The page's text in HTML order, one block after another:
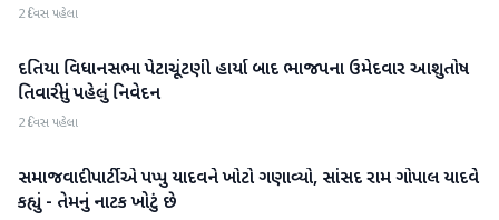
2 દિવસ પહેલા
રાજકારણ
દતિયા વિધાનસભા પેટાચૂંટણી હાર્યા બાદ ભાજપના ઉમેદવાર આશુતોષ
તિવારીનું પહેલું નિવેદન
2 દિવસ પહેલા
રાજકારણ
સમાજવાદી પાર્ટીએ પપ્પુ યાદવને ખોટો ગણાવ્યો, સાંસદ રામ ગોપાલ યાદવે
કહ્યું - તેમનું નાટક ખોટું છે